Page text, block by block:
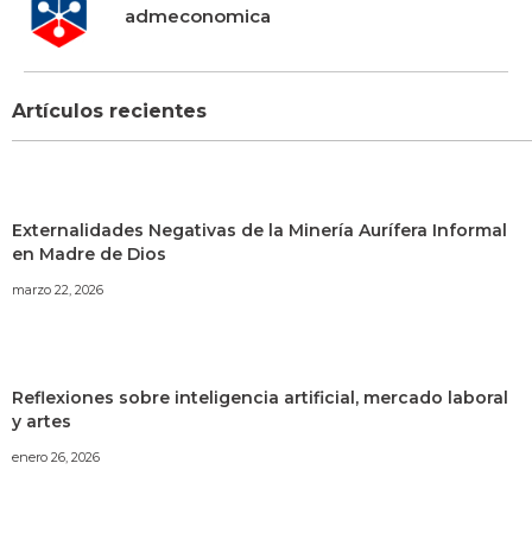
admeconomica
Artículos recientes
Externalidades Negativas de la Minería Aurífera Informal
en Madre de Dios
marzo 22, 2026
Reflexiones sobre inteligencia artificial, mercado laboral
y artes
enero 26, 2026